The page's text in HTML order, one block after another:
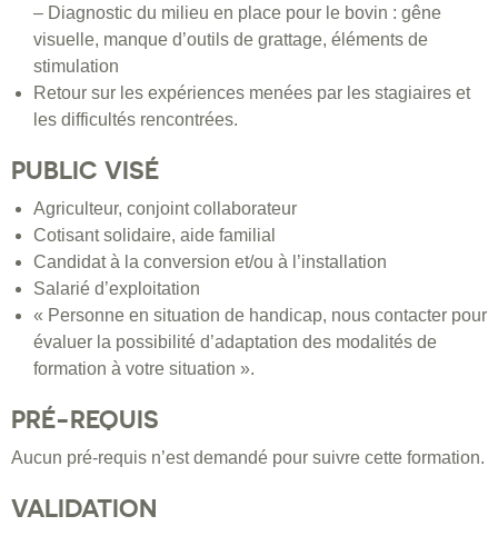
– Diagnostic du milieu en place pour le bovin : gêne
visuelle, manque d’outils de grattage, éléments de
stimulation
Retour sur les expériences menées par les stagiaires et
les difficultés rencontrées.
PUBLIC VISÉ
Agriculteur, conjoint collaborateur
Cotisant solidaire, aide familial
Candidat à la conversion et/ou à l’installation
Salarié d’exploitation
« Personne en situation de handicap, nous contacter pour
évaluer la possibilité d’adaptation des modalités de
formation à votre situation ».
PRÉ-REQUIS
Aucun pré-requis n’est demandé pour suivre cette formation.
VALIDATION